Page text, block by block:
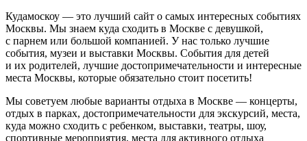
Кудамоскоу — это лучший сайт о самых интересных событиях
Москвы. Мы знаем куда сходить в Москве с девушкой,
с парнем или большой компанией. У нас только лучшие
события, музеи и выставки Москвы. События для детей
и их родителей, лучшие достопримечательности и интересные
места Москвы, которые обязательно стоит посетить!
Мы советуем любые варианты отдыха в Москве — концерты,
отдых в парках, достопримечательности для экскурсий, места,
куда можно сходить с ребенком, выставки, театры, шоу,
спортивные мероприятия, места для активного отдыха